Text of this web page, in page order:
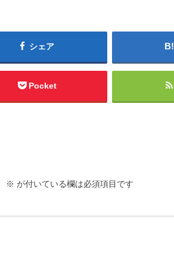
シェア
Pocket
※ が付いている欄は必須項目です